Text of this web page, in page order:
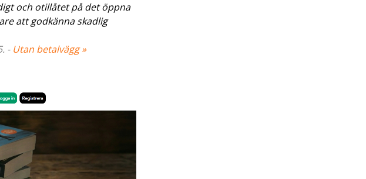
och otillåtet på det öppna
att godkänna skadlig
- Utan betalvägg »